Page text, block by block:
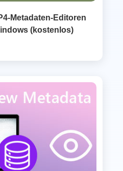
Metadaten-Editoren
(kostenlos)